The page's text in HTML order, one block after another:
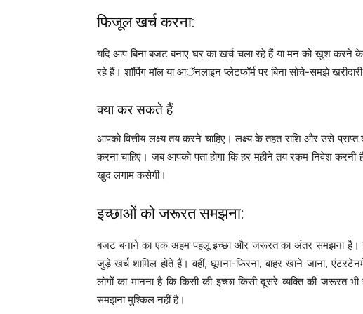
फिजूल खर्च करना:
यदि आप बिना बजट बनाए घर का खर्च चला रहे हैं या मन को खुश करने
रहे हैं। शॉपिंग मॉल या आॅनलाइन प्लेटफॉर्म पर बिना सोचे-समझे
क्या कर सकते हैं
आपको वित्तीय लक्ष्य तय करने चाहिए। लक्ष्य के तहत राशि और उसे
करना चाहिए। जब आपको पता होगा कि हर महीने तय रकम निवेश
खुद लगाम कसेगी।
इच्छाओं को जरूरत समझना:
बजट बनाने का एक अहम पहलू इच्छा और जरूरत का अंतर समझना है।
जुड़े खर्च शामिल होते हैं। वहीं, घूमना-फिरना, बाहर खाने जाना,
लोगों का मानना है कि किसी की इच्छा किसी दूसरे व्यक्ति की
समझना मुश्किल नहीं है।